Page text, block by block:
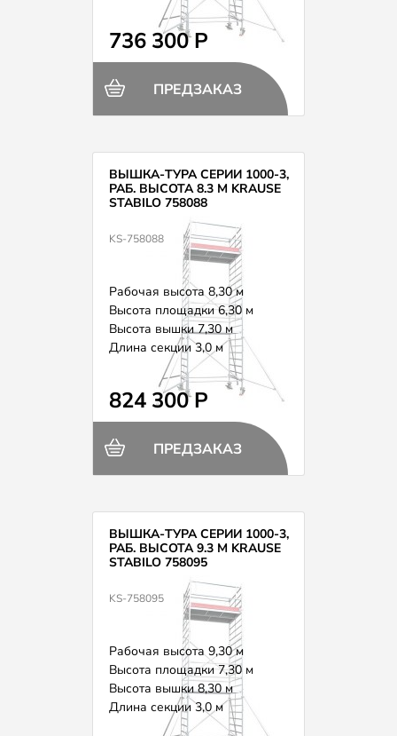
Вес 216,0 кг
736 300 Р
ПРЕДЗАКАЗ
ВЫШКА-ТУРА СЕРИИ 1000-3,
РАБ. ВЫСОТА 8.3 М KRAUSE
STABILO 758088
KS-758088
Рабочая высота 8,30 м
Высота площадки 6,30 м
Высота вышки 7,30 м
Длина секции 3,0 м
Вес 231,0 кг
824 300 Р
ПРЕДЗАКАЗ
ВЫШКА-ТУРА СЕРИИ 1000-3,
РАБ. ВЫСОТА 9.3 М KRAUSE
STABILO 758095
KS-758095
Рабочая высота 9,30 м
Высота площадки 7,30 м
Высота вышки 8,30 м
Длина секции 3,0 м
Вес 242,0 кг